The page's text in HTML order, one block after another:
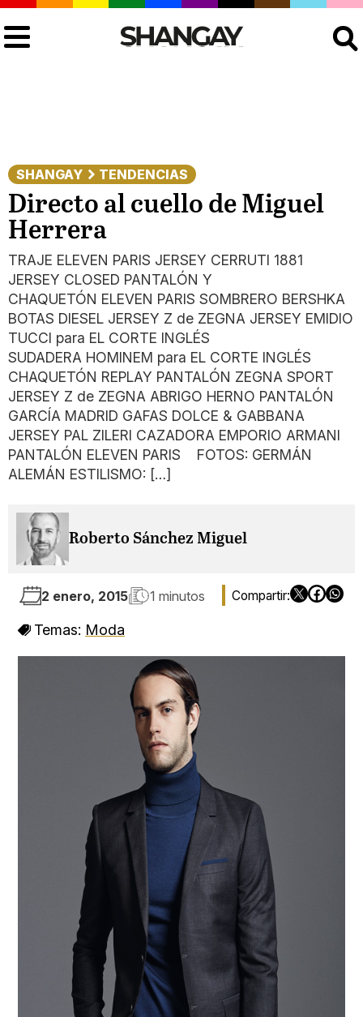
SHANGAY TENDENCIAS
Directo al cuello de Miguel
Herrera
TRAJE ELEVEN PARIS JERSEY CERRUTI 1881
JERSEY CLOSED PANTALÓN Y
CHAQUETÓN ELEVEN PARIS SOMBRERO BERSHKA
BOTAS DIESEL JERSEY Z de ZEGNA JERSEY EMIDIO
TUCCI para EL CORTE INGLÉS
SUDADERA HOMINEM para EL CORTE INGLÉS
CHAQUETÓN REPLAY PANTALÓN ZEGNA SPORT
JERSEY Z de ZEGNA ABRIGO HERNO PANTALÓN
GARCÍA MADRID GAFAS DOLCE & GABBANA
JERSEY PAL ZILERI CAZADORA EMPORIO ARMANI
PANTALÓN ELEVEN PARIS FOTOS: GERMÁN
ALEMÁN ESTILISMO: […]
Roberto Sánchez Miguel
2 enero, 2015 1 minutos
Temas: Moda